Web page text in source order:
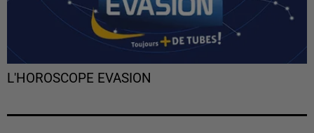
L'HOROSCOPE EVASION